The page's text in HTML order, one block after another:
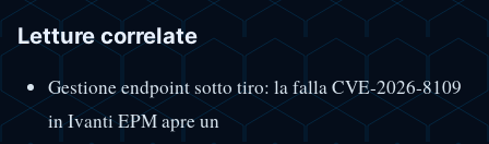
Letture correlate
Gestione endpoint sotto tiro: la falla CVE-2026-8109
in Ivanti EPM apre un